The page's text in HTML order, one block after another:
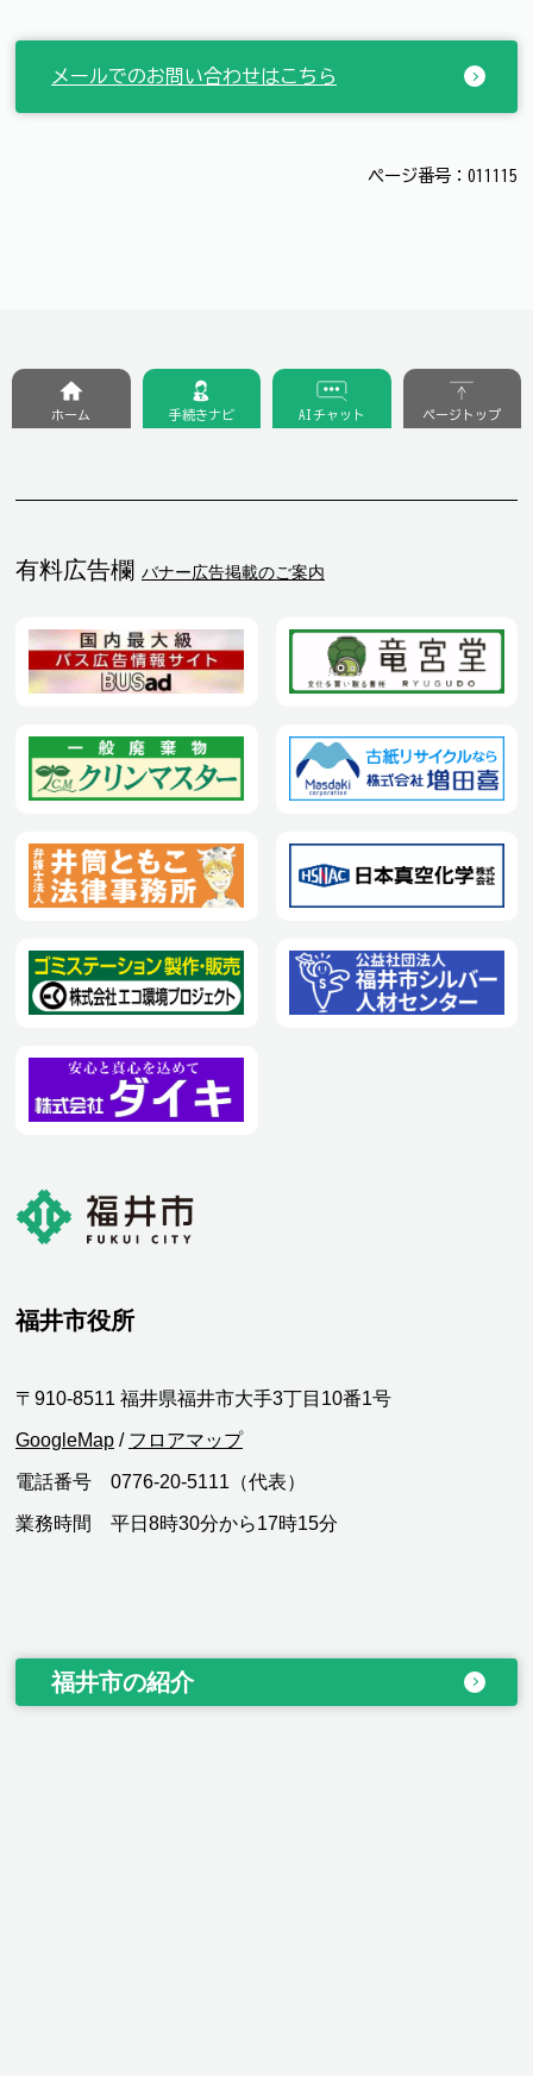
メールでのお問い合わせはこちら
ページ番号：011115
有料広告欄 バナー広告掲載のご案内
ホーム 手続きナビ AIチャット ページトップ
福井市役所
〒910-8511 福井県福井市大手3丁目10番1号
GoogleMap / フロアマップ
電話番号 0776-20-5111（代表）
業務時間 平日8時30分から17時15分
福井市の紹介